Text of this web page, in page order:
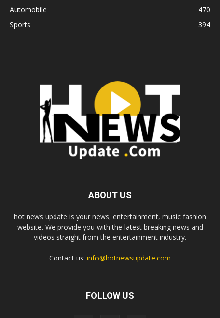
Automobile
470
Sports
394
ABOUT US
hot news update is your news, entertainment, music fashion
website. We provide you with the latest breaking news and
videos straight from the entertainment industry.
Contact us: info@hotnewsupdate.com
FOLLOW US